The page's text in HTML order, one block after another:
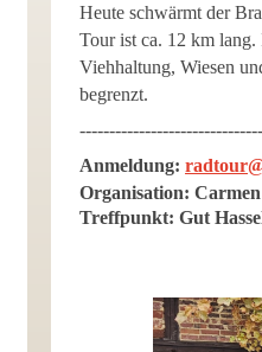
Heute schwärmt der
Tour ist ca. 12 km
Viehhaltung, Wiesen
begrenzt.
Anmeldung:
Organisation:
Treffpunkt: Gut